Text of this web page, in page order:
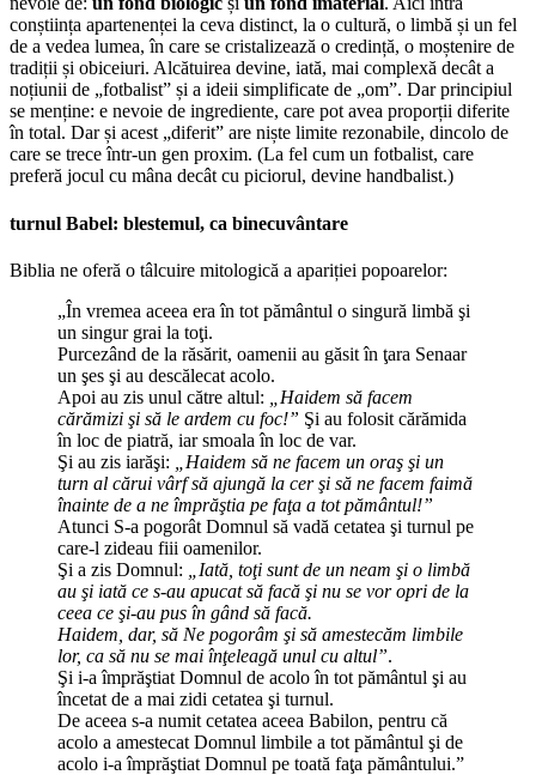
conștiința apartenenței la ceva distinct, la o cultură, o limbă și un fel
de a vedea lumea, în care se cristalizează o credință, o moștenire de
tradiții și obiceiuri. Alcătuirea devine, iată, mai complexă decât a
noțiunii de „fotbalist” și a ideii simplificate de „om”. Dar principiul
se menține: e nevoie de ingrediente, care pot avea proporții diferite
în total. Dar și acest „diferit” are niște limite rezonabile, dincolo de
care se trece într-un gen proxim. (La fel cum un fotbalist, care
preferă jocul cu mâna decât cu piciorul, devine handbalist.)
turnul Babel: blestemul, ca binecuvântare
Biblia ne oferă o tâlcuire mitologică a apariției popoarelor:
„În vremea aceea era în tot pământul o singură limbă şi
un singur grai la toţi.
Purcezând de la răsărit, oamenii au găsit în ţara Senaar
un şes şi au descălecat acolo.
Apoi au zis unul către altul:
„Haidem să facem
cărămizi şi să le ardem cu foc!” Şi au folosit cărămida
în loc de piatră, iar smoala în loc de var.
Şi au zis iarăşi:
„Haidem să ne facem un oraş şi un
turn al cărui vârf să ajungă la cer şi să ne facem faimă
înainte de a ne împrăştia pe faţa a tot pământul!”
Atunci S-a pogorât Domnul să vadă cetatea şi turnul pe
care-l zideau fiii oamenilor.
Şi a zis Domnul:
„Iată, toţi sunt de un neam şi o limbă
au şi iată ce s-au apucat să facă şi nu se vor opri de la
ceea ce şi-au pus în gând să facă.
Haidem, dar, să Ne pogorâm şi să amestecăm limbile
lor, ca să nu se mai înţeleagă unul cu altul”.
Şi i-a împrăştiat Domnul de acolo în tot pământul şi au
încetat de a mai zidi cetatea şi turnul.
De aceea s-a numit cetatea aceea Babilon, pentru că
acolo a amestecat Domnul limbile a tot pământul şi de
acolo i-a împrăştiat Domnul pe toată faţa pământului.”